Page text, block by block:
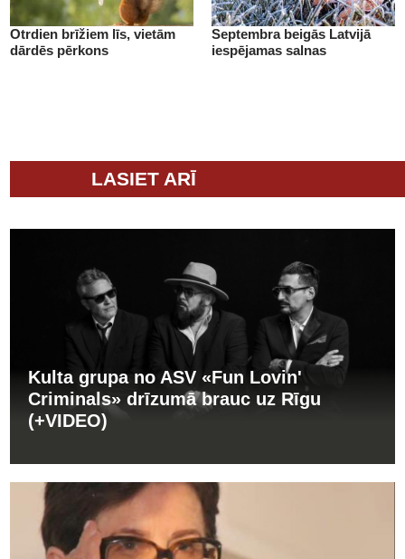
Otrdien brīžiem līs, vietām
dārdēs pērkons
Septembra beigās Latvijā
iespējamas salnas
LASIET ARĪ
Kulta grupa no ASV «Fun Lovin'
Criminals» drīzumā brauc uz Rīgu
(+VIDEO)